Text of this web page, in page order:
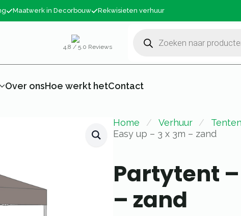
Maatwerk in Decorbouw Rekwisieten verhuur
4,8 / 5.0 Reviews
zoeken
Over onsHoe werkt hetContact
Home Verhuur
Easy up – 3 x 3m – zand
Partytent –
– zand